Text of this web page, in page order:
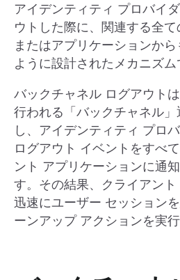
アイデンティティ プロバイ
ウトした際に、関連する全
またはアプリケーションか
ように設計されたメカニズム
バックチャネル ログアウト
行われる「バックチャネル
し、アイデンティティ プロ
ログアウト イベントをすべ
ント アプリケーションに通
す。その結果、クライアン
迅速にユーザー セッション
ーンアップ アクションを実行